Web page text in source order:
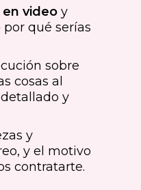
video y
qué serías
sobre
cosas al
y
y
y el motivo
contratarte.